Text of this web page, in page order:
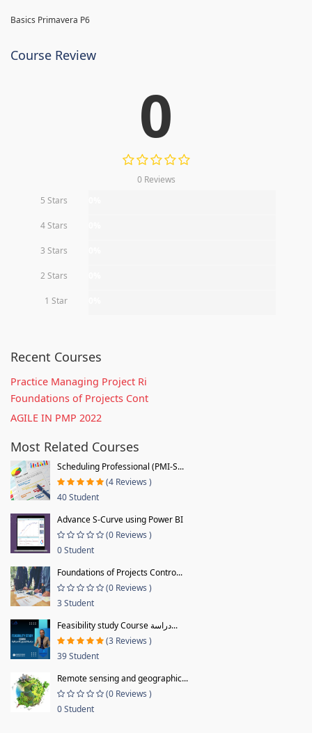
Basics Primavera P6
Course Review
0
0 Reviews
5 Stars
4 Stars
3 Stars
2 Stars
1 Star
Recent Courses
Practice Managing Project Ri
Foundations of Projects Cont
AGILE IN PMP 2022
Most Related Courses
Scheduling Professional (PMI-S...
(4 Reviews )
40 Student
Advance S-Curve using Power BI
(0 Reviews )
0 Student
Foundations of Projects Contro...
(0 Reviews )
3 Student
Feasibility study Course دراسة...
(3 Reviews )
39 Student
Remote sensing and geographic...
(0 Reviews )
0 Student